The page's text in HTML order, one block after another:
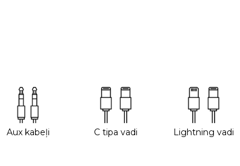
Aux kabeļi C tipa vadi Lightning vadi